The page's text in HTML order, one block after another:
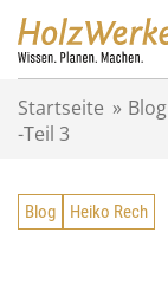
Startseite » Blog
-Teil 3
Blog Heiko Rech